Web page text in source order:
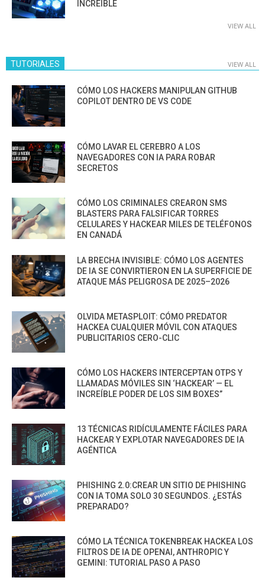
INCREÍBLE
VIEW ALL
TUTORIALES VIEW ALL
CÓMO LOS HACKERS MANIPULAN GITHUB
COPILOT DENTRO DE VS CODE
CÓMO LAVAR EL CEREBRO A LOS
NAVEGADORES CON IA PARA ROBAR
SECRETOS
CÓMO LOS CRIMINALES CREARON SMS
BLASTERS PARA FALSIFICAR TORRES
CELULARES Y HACKEAR MILES DE TELÉFONOS
EN CANADÁ
LA BRECHA INVISIBLE: CÓMO LOS AGENTES
DE IA SE CONVIRTIERON EN LA SUPERFICIE DE
ATAQUE MÁS PELIGROSA DE 2025–2026
OLVIDA METASPLOIT: CÓMO PREDATOR
HACKEA CUALQUIER MÓVIL CON ATAQUES
PUBLICITARIOS CERO-CLIC
CÓMO LOS HACKERS INTERCEPTAN OTPS Y
LLAMADAS MÓVILES SIN ‘HACKEAR’ — EL
INCREÍBLE PODER DE LOS SIM BOXES”
13 TÉCNICAS RIDÍCULAMENTE FÁCILES PARA
HACKEAR Y EXPLOTAR NAVEGADORES DE IA
AGÉNTICA
PHISHING 2.0:CREAR UN SITIO DE PHISHING
CON IA TOMA SOLO 30 SEGUNDOS. ¿ESTÁS
PREPARADO?
CÓMO LA TÉCNICA TOKENBREAK HACKEA LOS
FILTROS DE IA DE OPENAI, ANTHROPIC Y
GEMINI: TUTORIAL PASO A PASO